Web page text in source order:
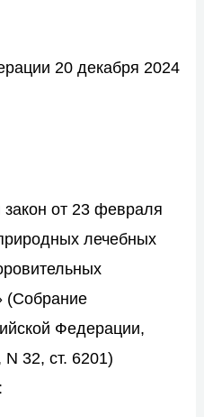
20 декабря 2024
от 23 февраля
лечебных
(Собрание
Федерации,
32, ст. 6201)